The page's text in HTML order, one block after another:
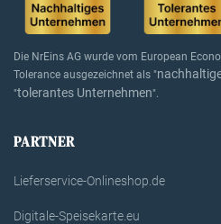
Die NrEins AG wurde vom European
Tolerance ausgezeichnet als "
"tolerantes Unternehmen".
PARTNER
Lieferservice-Onlineshop.de
Digitale-Speisekarte.eu